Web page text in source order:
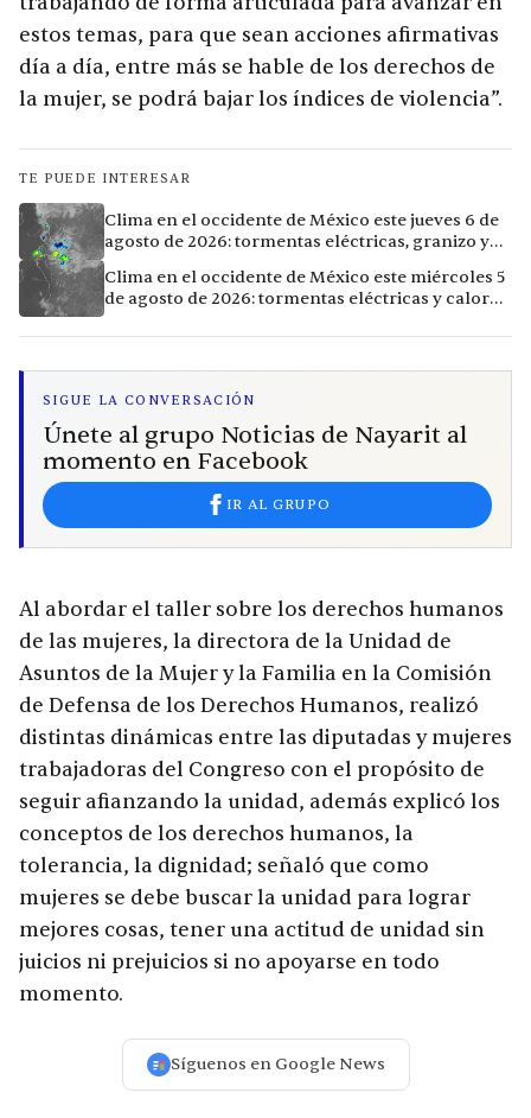
estos temas, para que sean acciones afirmativas
día a día, entre más se hable de los derechos de
la mujer, se podrá bajar los índices de violencia”.
TE PUEDE INTERESAR
Clima en el occidente de México este jueves 6 de
agosto de 2026: tormentas eléctricas, granizo y
Clima en el occidente de México este miércoles 5
de agosto de 2026: tormentas eléctricas y calor
SIGUE LA CONVERSACIÓN
Únete al grupo Noticias de Nayarit al
momento en Facebook
IR AL GRUPO
Al abordar el taller sobre los derechos humanos
de las mujeres, la directora de la Unidad de
Asuntos de la Mujer y la Familia en la Comisión
de Defensa de los Derechos Humanos, realizó
distintas dinámicas entre las diputadas y mujeres
trabajadoras del Congreso con el propósito de
seguir afianzando la unidad, además explicó los
conceptos de los derechos humanos, la
tolerancia, la dignidad; señaló que como
mujeres se debe buscar la unidad para lograr
mejores cosas, tener una actitud de unidad sin
juicios ni prejuicios si no apoyarse en todo
momento.
Síguenos en Google News